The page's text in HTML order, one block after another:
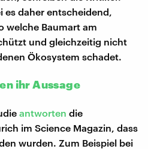
es daher entscheidend,
welche Baumart am
und gleichzeitig nicht
Ökosystem schadet.
ihr Aussage
antworten die
im Science Magazin, dass
wurden. Zum Beispiel bei